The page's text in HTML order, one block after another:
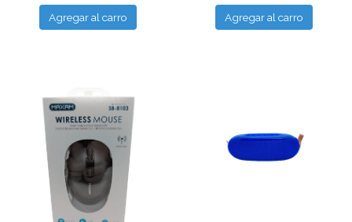
Agregar al carro Agregar al carro